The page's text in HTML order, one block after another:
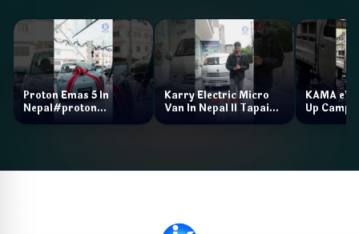
Proton Emas 5 In
Nepal#proton
#protonemas5#protonnepal#evcarnepal
Karry Electric Micro
Van In Nepal II Tapaiko
Bazar II Jankari
KAMA eV
Up Camp